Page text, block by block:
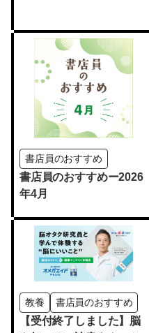
書店員のおすすめ
書店員のおすすめー2026
年4月
教養 書店員のおすすめ
【受付終了しました】脳